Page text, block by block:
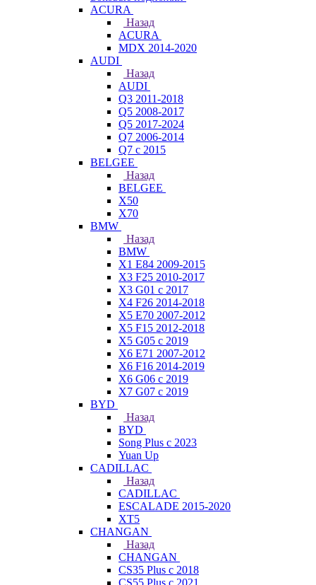
ACURA
Назад
ACURA
MDX 2014-2020
AUDI
Назад
AUDI
Q3 2011-2018
Q5 2008-2017
Q5 2017-2024
Q7 2006-2014
Q7 с 2015
BELGEE
Назад
BELGEE
X50
X70
BMW
Назад
BMW
X1 E84 2009-2015
X3 F25 2010-2017
X3 G01 с 2017
X4 F26 2014-2018
X5 E70 2007-2012
X5 F15 2012-2018
X5 G05 с 2019
X6 E71 2007-2012
X6 F16 2014-2019
X6 G06 с 2019
X7 G07 с 2019
BYD
Назад
BYD
Song Plus с 2023
Yuan Up
CADILLAC
Назад
CADILLAC
ESСALADE 2015-2020
XT5
CHANGAN
Назад
CHANGAN
CS35 Plus с 2018
CS55 Plus с 2021